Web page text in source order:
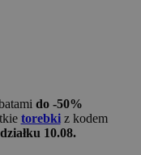
do -50%
torebkiz kodem
10.08.